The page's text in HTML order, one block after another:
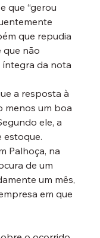
que “gerou
que repudia
que não
íntegra da nota
a resposta à
menos um boa
ele, a
estoque.
Palhoça, na
de um
um mês,
em que